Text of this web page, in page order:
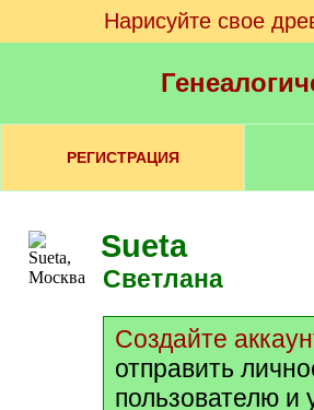
Нарисуйте свое
РЕГИСТРАЦИЯ
Sueta
Светлана
Создайте
отправить
пользователю и